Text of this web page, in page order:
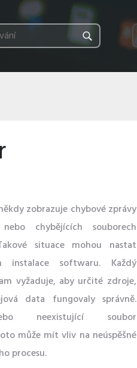
zobrazuje chybové zprávy
chybějících souborech
situace mohou nastat
instalace softwaru. Každý
vyžaduje, aby určité zdroje,
data fungovaly správně.
neexistující soubor
může mít vliv na neúspěšné
procesu.